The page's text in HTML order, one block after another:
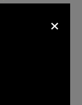
qui
fentanyl
×